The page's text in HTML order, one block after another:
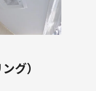
グ）